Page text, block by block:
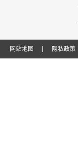
网站地图 隐私政策